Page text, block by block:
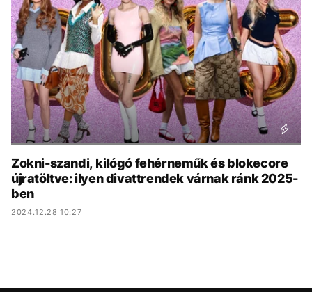
KÖZÉLET UTAZÁS
ÉLETMÓD DESIGN
BESZÉLGETÉSEK ARCOK
VIDEÓ TÖRTÉNETEK
GASZTRO
Zokni-szandi, kilógó fehérneműk és blokecore
újratöltve: ilyen divattrendek várnak ránk 2025-
ben
2024.12.28 10:27